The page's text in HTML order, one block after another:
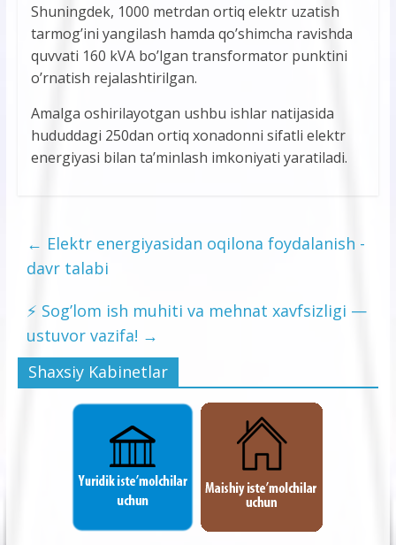
Shuningdek, 1000 metrdan ortiq elektr uzatish
tarmog’ini yangilash hamda qo’shimcha ravishda
quvvati 160 kVA bo’lgan transformator punktini
o’rnatish rejalashtirilgan.
Amalga oshirilayotgan ushbu ishlar natijasida
hududdagi 250dan ortiq xonadonni sifatli elektr
energiyasi bilan ta’minlash imkoniyati yaratiladi.
← Elektr energiyasidan oqilona foydalanish -
davr talabi
⚡️ Sog’lom ish muhiti va mehnat xavfsizligi —
ustuvor vazifa! →
Shaxsiy Kabinetlar